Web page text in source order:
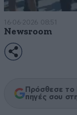
16·06·2026 08:51
Newsroom
Πρόσθεσε το
πηγές σου